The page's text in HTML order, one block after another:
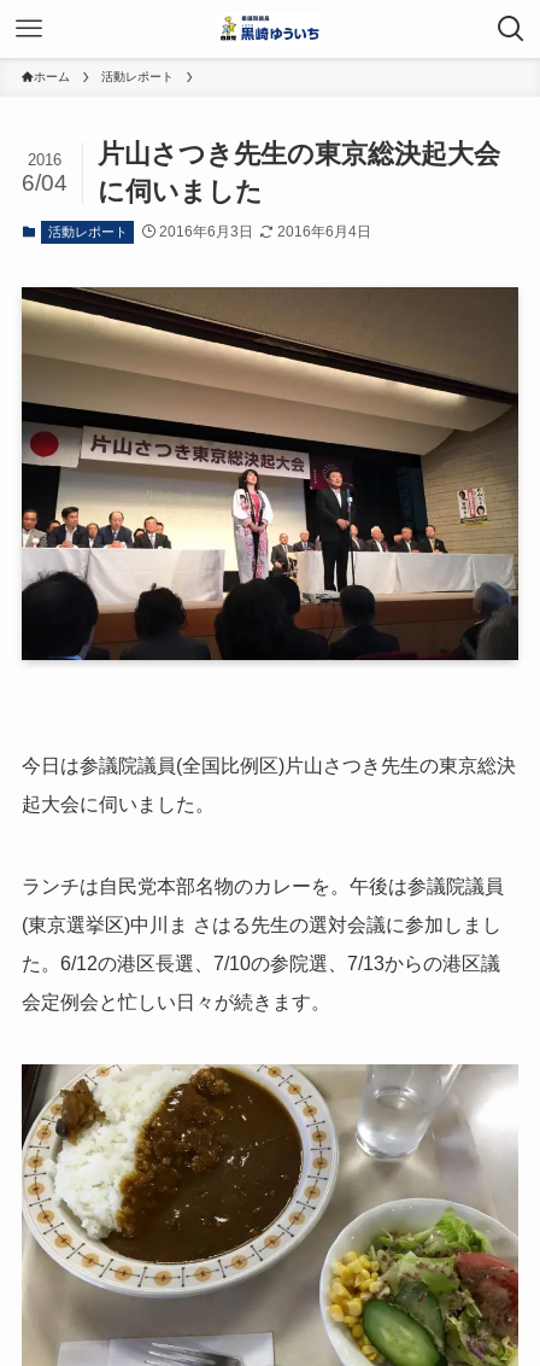
ホーム 活動レポート
片山さつき先生の東京総決起大会
に伺いました
2016
6/04
活動レポート 2016年6月3日 2016年6月4日
今日は参議院議員(全国比例区)片山さつき先生の東京総決
起大会に伺いました。
ランチは自民党本部名物のカレーを。午後は参議院議員
(東京選挙区)中川ま さはる先生の選対会議に参加しまし
た。6/12の港区長選、7/10の参院選、7/13からの港区議
会定例会と忙しい日々が続きます。